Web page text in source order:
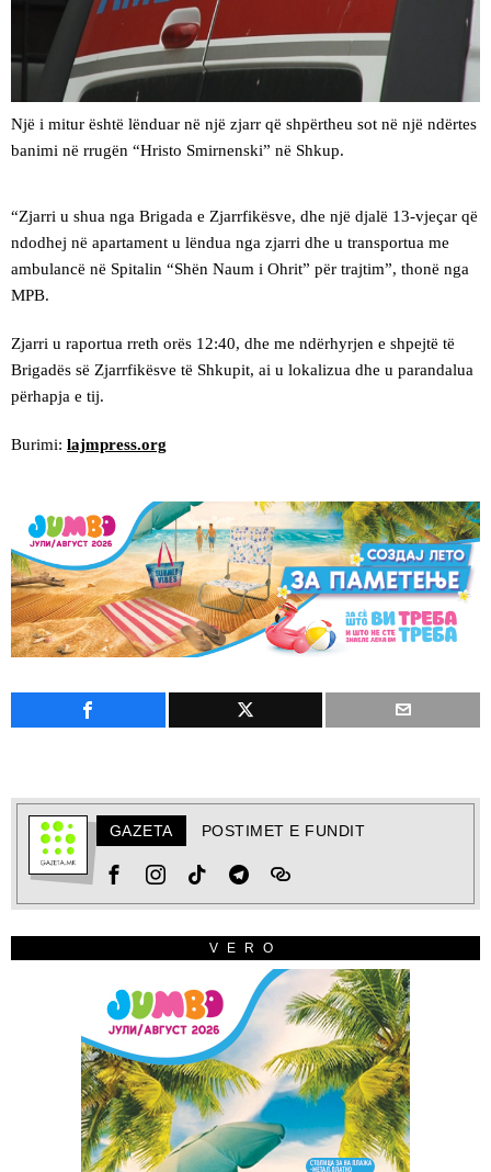
Një i mitur është lënduar në një zjarr që shpërtheu sot në një ndërtes
banimi në rrugën “Hristo Smirnenski” në Shkup.
“Zjarri u shua nga Brigada e Zjarrfikësve, dhe një djalë 13-vjeçar që
ndodhej në apartament u lëndua nga zjarri dhe u transportua me
ambulancë në Spitalin “Shën Naum i Ohrit” për trajtim”, thonë nga
MPB.
Zjarri u raportua rreth orës 12:40, dhe me ndërhyrjen e shpejtë të
Brigadës së Zjarrfikësve të Shkupit, ai u lokalizua dhe u parandalua
përhapja e tij.
Burimi: lajmpress.org
GAZETA POSTIMET E FUNDIT
VERO